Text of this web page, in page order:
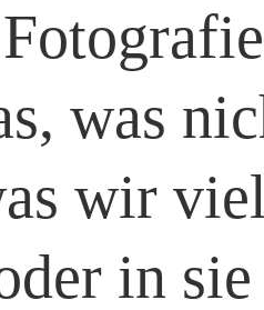
was
wir
in sie